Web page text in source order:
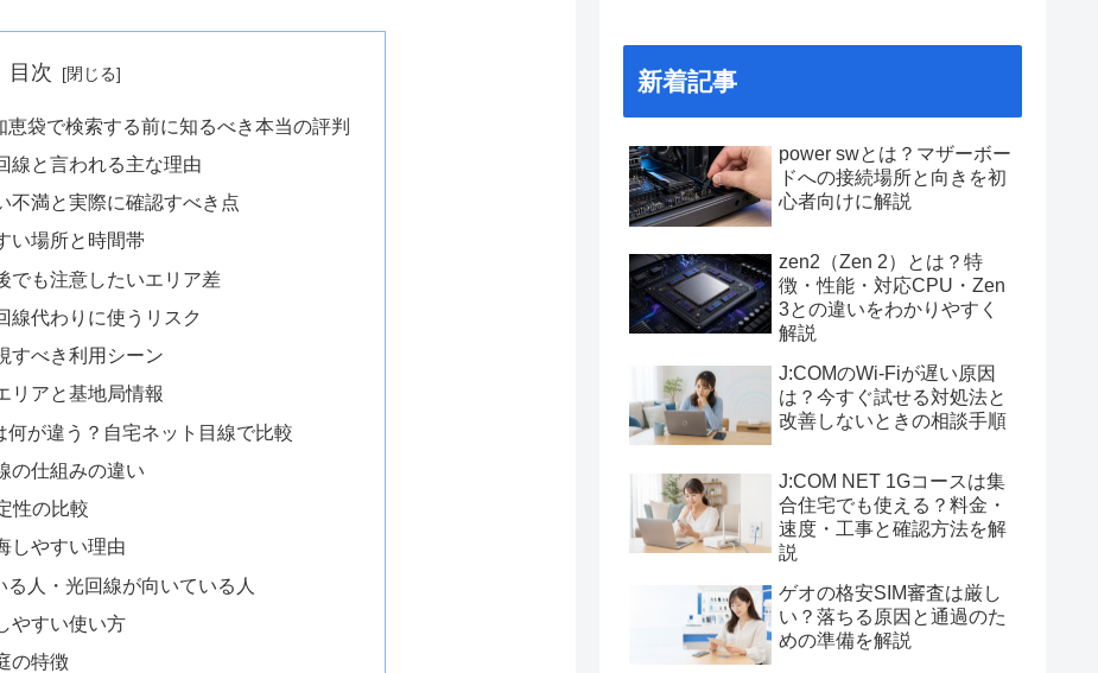
目次
袋で検索する前に知るべき本当の評判
線と言われる主な理由
不満と実際に確認すべき点
い場所と時間帯
でも注意したいエリア差
線代わりに使うリスク
すべき利用シーン
リアと基地局情報
が違う？自宅ネット目線で比較
の仕組みの違い
性の比較
しやすい理由
人・光回線が向いている人
やすい使い方
の特徴
新着記事
power swとは？マザーボー
ドへの接続場所と向きを初
心者向けに解説
zen2（Zen 2）とは？特
徴・性能・対応CPU・Zen
3との違いをわかりやすく
解説
J:COMのWi-Fiが遅い原因
は？今すぐ試せる対処法と
改善しないときの相談手順
J:COM NET 1Gコースは集
合住宅でも使える？料金・
速度・工事と確認方法を解
説
ゲオの格安SIM審査は厳し
い？落ちる原因と通過のた
めの準備を解説